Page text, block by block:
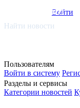
smi.mobi
Войти
Найти новости
Пользователям
Войти в систему
Разделы и сервисы
Категории новостей